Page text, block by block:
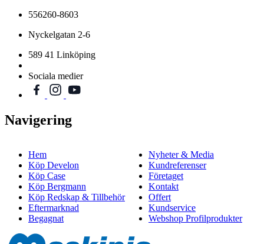
556260-8603
Nyckelgatan 2-6
589 41 Linköping
Sociala medier
Navigering
Hem
Köp Develon
Köp Case
Köp Bergmann
Köp Redskap & Tillbehör
Eftermarknad
Begagnat
Nyheter & Media
Kundreferenser
Företaget
Kontakt
Offert
Kundservice
Webshop Profilprodukter